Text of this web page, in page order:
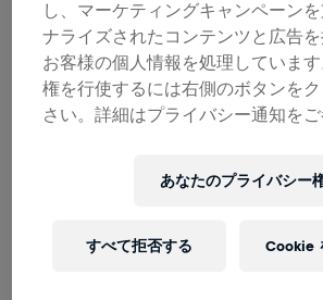
寄付
寄付で世界を変えましょう！ 寄付
傷の治療法研究へ送られます。
ランの記録
WINGS FOR LIFE WORLD RUN 2025
アプリラン
し、マーケティングキャンペーン
ナライズされたコンテンツと広告
お客様の個人情報を処理していま
権を行使するには右側のボタンを
さい。詳細はプライバシー通知をご
あなたのプライバシー
すべて拒否する Cookie